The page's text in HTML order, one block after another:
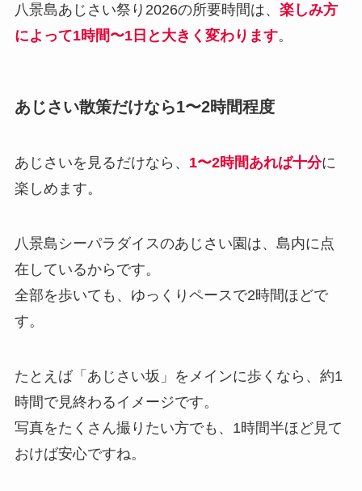
八景島あじさい祭り2026の所要時間は、 楽しみ方
によって1時間〜1日と大きく変わります。
あじさい散策だけなら1〜2時間程度
あじさいを見るだけなら、 1〜2時間あれば十分に
楽しめます。
八景島シーパラダイスのあじさい園は、島内に点
在しているからです。
全部を歩いても、ゆっくりペースで2時間ほどで
す。
たとえば「あじさい坂」をメインに歩くなら、約1
時間で見終わるイメージです。
写真をたくさん撮りたい方でも、1時間半ほど見て
おけば安心ですね。